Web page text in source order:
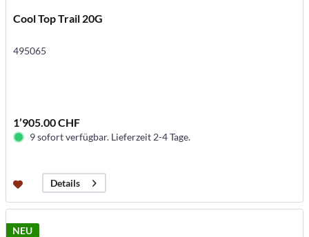
Cool Top Trail 20G
495065
1’905.00 CHF
9 sofort verfügbar. Lieferzeit 2-4 Tage.
Details
NEU